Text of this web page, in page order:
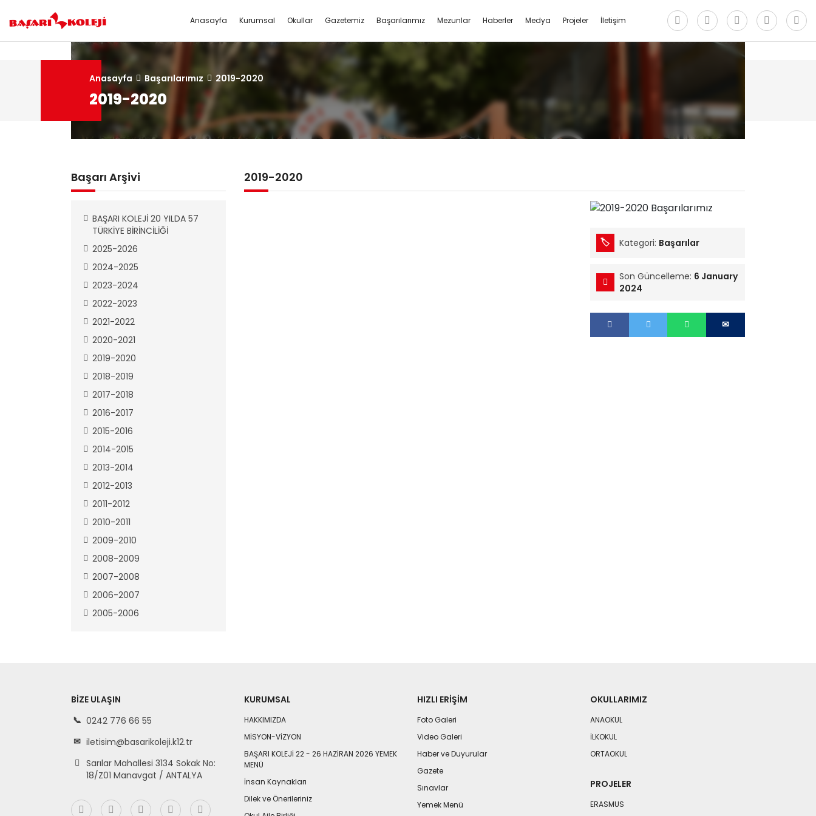
Anasayfa Kurumsal
Kurumsal
HAKKIMIZDA
MİSYON-VİZYON
BAŞARI KOLEJİ 22 - 26 HAZİRAN 2026 YEMEK MENÜ
İnsan Kaynakları
Okullar
Okullar
ANAOKUL
İLKOKUL
Gazetemiz Başarılarımız Mezunlar Haberler Medya
Medya
Fotoğraf Galerisi
Video Galerisi
Projeler
Projeler
ERASMUS
İletişim
Anasayfa Başarılarımız 2019-2020
2019-2020
Başarı Arşivi
BAŞARI KOLEJİ 20 YILDA 57
TÜRKİYE BİRİNCİLİĞİ
2025-2026
2024-2025
2023-2024
2022-2023
2021-2022
2020-2021
2019-2020
2018-2019
2017-2018
2016-2017
2015-2016
2014-2015
2013-2014
2012-2013
2011-2012
2010-2011
2009-2010
2008-2009
2007-2008
2006-2007
2005-2006
2019-2020
Kategori: Başarılar
Son Güncelleme: 6 January
2024
BIZE ULAŞIN
0242 776 66 55
iletisim@basarikoleji.k12.tr
Sarılar Mahallesi 3134 Sokak No:
18/Z01 Manavgat / ANTALYA
KURUMSAL
HAKKIMIZDA
MİSYON-VİZYON
BAŞARI KOLEJİ 22 - 26 HAZİRAN 2026 YEMEK
MENÜ
İnsan Kaynakları
Dilek ve Önerileriniz
HIZLI ERIŞIM
Foto Galeri
Video Galeri
Haber ve Duyurular
Gazete
Sınavlar
Yemek Menü
OKULLARIMIZ
ANAOKUL
İLKOKUL
ORTAOKUL
PROJELER
ERASMUS